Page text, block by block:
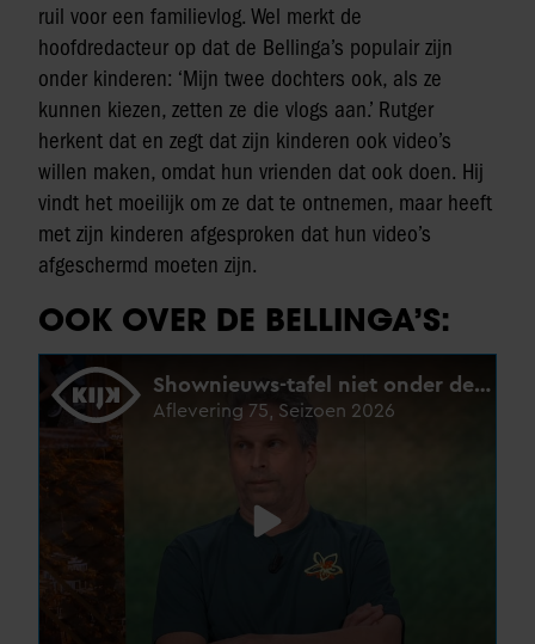
ruil voor een familievlog. Wel merkt de
hoofdredacteur op dat de Bellinga’s populair zijn
onder kinderen: ‘Mijn twee dochters ook, als ze
kunnen kiezen, zetten ze die vlogs aan.’ Rutger
herkent dat en zegt dat zijn kinderen ook video’s
willen maken, omdat hun vrienden dat ook doen. Hij
vindt het moeilijk om ze dat te ontnemen, maar heeft
met zijn kinderen afgesproken dat hun video’s
afgeschermd moeten zijn.
OOK OVER DE BELLINGA’S: